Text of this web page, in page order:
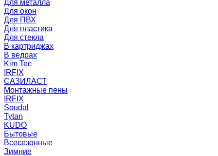
Для металла
Для окон
Для ПВХ
Для пластика
Для стекла
В картриджах
В ведрах
Kim Tec
IRFIX
САЗИЛАСТ
Монтажные пены
IRFIX
Soudal
Tytan
KUDO
Бытовые
Всесезонные
Зимние